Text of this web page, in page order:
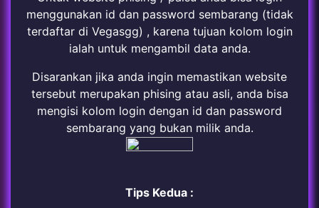
menggunakan id dan password sembarang (tidak
terdaftar di Vegasgg) , karena tujuan kolom login
ialah untuk mengambil data anda.
Disarankan jika anda ingin memastikan website
tersebut merupakan phising atau asli, anda bisa
mengisi kolom login dengan id dan password
sembarang yang bukan milik anda.
Tips Kedua :